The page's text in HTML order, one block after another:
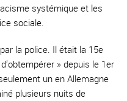
systémique et les
sociale.
la police. Il était la 15e
» depuis le 1er
un en Allemagne
plusieurs nuits de